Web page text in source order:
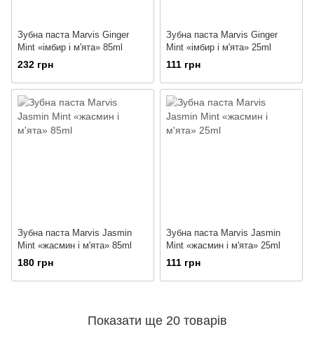
Зубна паста Marvis Ginger
Mint «імбир і м'ята» 85ml
232 грн
Зубна паста Marvis Ginger
Mint «імбир і м'ята» 25ml
111 грн
Зубна паста Marvis Jasmin
Mint «жасмин і м'ята» 85ml
180 грн
Зубна паста Marvis Jasmin
Mint «жасмин і м'ята» 25ml
111 грн
Показати ще 20 товарів